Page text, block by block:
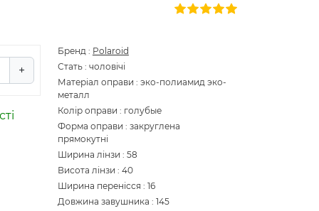
+
Бренд : Polaroid
Стать : чоловічі
Матеріал оправи : эко-полиамид эко-
металл
Колір оправи : голубые
Форма оправи : закруглена
прямокутні
Ширина лінзи : 58
Висота лінзи : 40
Ширина перенісся : 16
Довжина завушника : 145